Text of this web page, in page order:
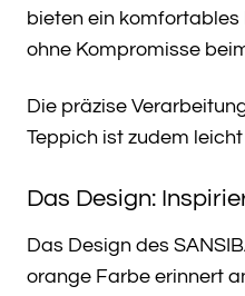
bieten ein komfortables
ohne Kompromisse
Die präzise
Teppich ist zudem
Das Design:
Das Design des
orange Farbe erinnert